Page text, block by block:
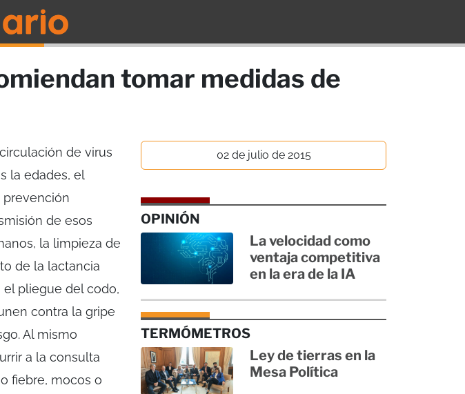
tomar medidas de
de virus
la edades, el
prevención
de esos
la limpieza de
de la lactancia
pliegue del codo,
contra la gripe
Al mismo
a la consulta
fiebre, mocos o
02 de julio de 2015
OPINIÓN
La velocidad como
ventaja competitiva
en la era de la IA
TERMÓMETROS
Ley de tierras en la
Mesa Política